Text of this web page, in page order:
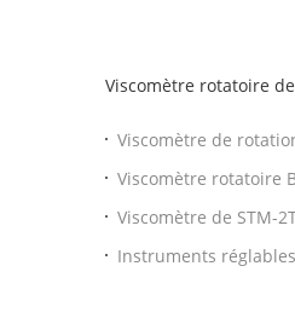
Viscomètre rotatoire
Viscomètre de
d'écran tactile
Viscomètre rotatoire
Viscomètre de STM-
Instruments